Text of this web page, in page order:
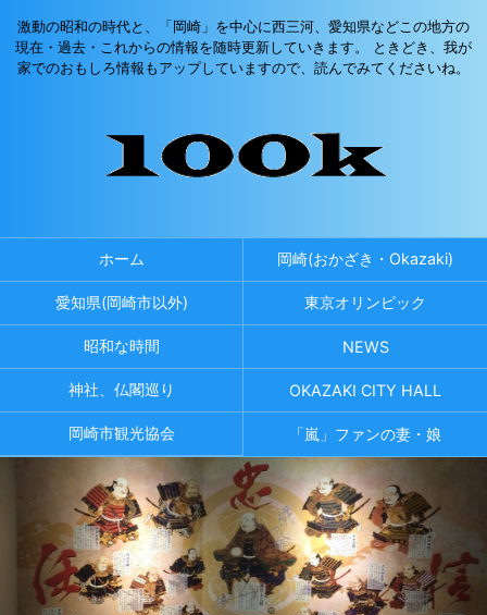
激動の昭和の時代と、「岡崎」を中心に西三河、愛知県などこの地方の
現在・過去・これからの情報を随時更新していきます。 ときどき、我が
家でのおもしろ情報もアップしていますので、読んでみてくださいね。
ホーム 岡崎(おかざき・Okazaki)
愛知県(岡崎市以外) 東京オリンピック
昭和な時間 NEWS
神社、仏閣巡り OKAZAKI CITY HALL
岡崎市観光協会 「嵐」ファンの妻・娘